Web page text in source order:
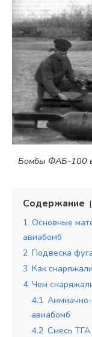
Бомбы ФАБ-100
Содержание
1 Основные
авиабомб
2 Подвеска
3 Как
4 Чем
4.1
авиабомб
4.2 Смесь